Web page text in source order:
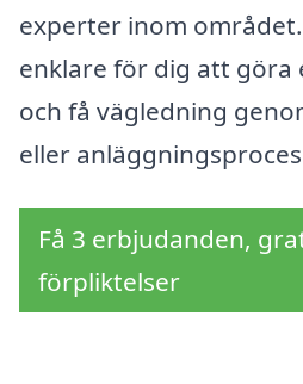
experter inom
enklare för dig att
och få vägledning
eller
Få 3 erbjudanden,
förpliktelser